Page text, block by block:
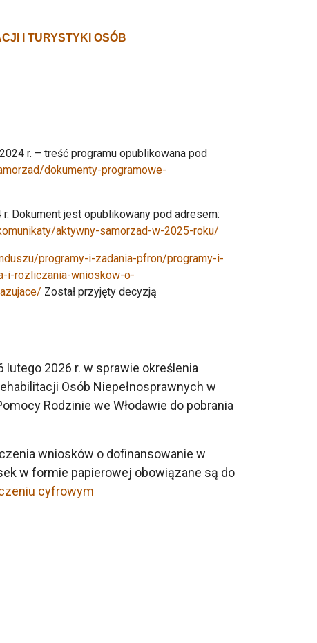
I TURYSTYKI OSÓB
r. – treść programu opublikowana pod
dokumenty-programowe-
Dokument jest opublikowany pod adresem:
aktywny-samorzad-w-2025-roku/
programy-i-zadania-pfron/programy-i-
i-rozliczania-wnioskow-o-
Został przyjęty decyzją
2026 r. w sprawie określenia
Osób Niepełnosprawnych w
Rodzinie we Włodawie do pobrania
wniosków o dofinansowanie w
w formie papierowej obowiązane są do
cyfrowym